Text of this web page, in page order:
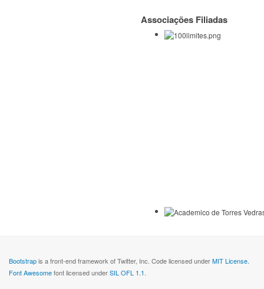
Associações Filiadas
Bootstrapis a front-end framework of Twitter, Inc. Code licensed underMIT License.
Font Awesomefont licensed underSIL OFL 1.1